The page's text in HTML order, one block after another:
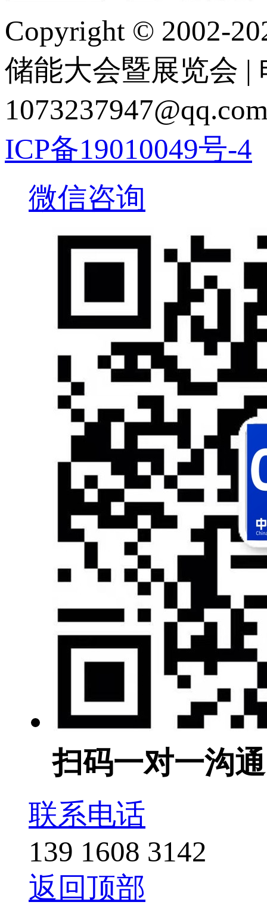
Copyright © 2002-
储能大会暨展览会 |
ICP备19010049号-4
微信咨询
扫码一对一沟通
联系电话
139 1608 3142
返回顶部